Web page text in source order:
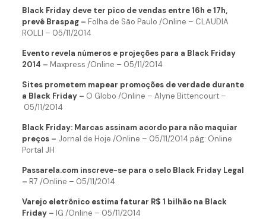
Black Friday deve ter pico de vendas entre 16h e 17h,
prevê Braspag– Folha de São Paulo /Online – CLAUDIA
ROLLI – 05/11/2014
Evento revela números e projeções para a Black Friday
2014 – Maxpress /Online – 05/11/2014
Sites prometem mapear promoções de verdade durante
a Black Friday– O Globo /Online – Alyne Bittencourt –
05/11/2014
Black Friday: Marcas assinam acordo para não maquiar
preços– Jornal de Hoje /Online – 05/11/2014 pág: Online
Portal JH
Passarela.com inscreve-se para o selo Black Friday Legal
– R7 /Online – 05/11/2014
Varejo eletrônico estima faturar R$ 1 bilhão na Black
Friday– IG /Online – 05/11/2014